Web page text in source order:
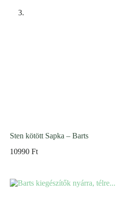
Sten kötött Sapka – Barts
10990 Ft